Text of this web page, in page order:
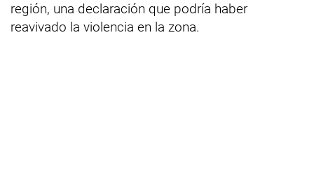
región, una declaración que podría haber
reavivado la violencia en la zona.